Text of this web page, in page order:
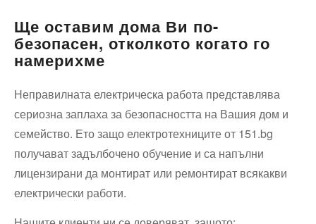
Ще оставим дома Ви по-
безопасен, отколкото когато го
намерихме
Неправилната електрическа работа представлява
сериозна заплаха за безопасността на Вашия дом и
семейство. Ето защо електротехниците от 151.bg
получават задълбочено обучение и са напълни
лицензирани да монтират или ремонтират всякакви
електрически работи.